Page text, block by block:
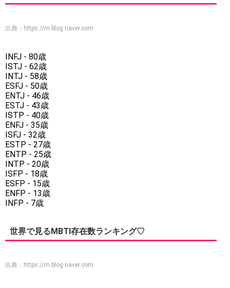
出典： https://m.blog.naver.com
INFJ - 80歳
ISTJ - 62歳
INTJ - 58歳
ESFJ - 50歳
ENTJ - 46歳
ESTJ - 43歳
ISTP - 40歳
ENFJ - 35歳
ISFJ - 32歳
ESTP - 27歳
ENTP - 25歳
INTP - 20歳
ISFP - 18歳
ESFP - 15歳
ENFP - 13歳
INFP - 7歳
世界で見るMBTI存在数ランキング♡
出典： https://m.blog.naver.com